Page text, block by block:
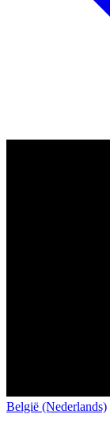
België (Nederlands)